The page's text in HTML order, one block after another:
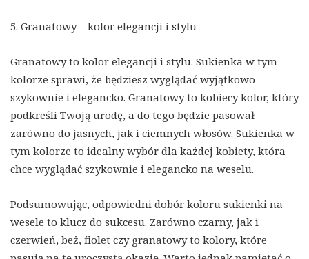
5. Granatowy – kolor elegancji i stylu
Granatowy to kolor elegancji i stylu. Sukienka w tym
kolorze sprawi, że będziesz wyglądać wyjątkowo
szykownie i elegancko. Granatowy to kobiecy kolor, który
podkreśli Twoją urodę, a do tego będzie pasował
zarówno do jasnych, jak i ciemnych włosów. Sukienka w
tym kolorze to idealny wybór dla każdej kobiety, która
chce wyglądać szykownie i elegancko na weselu.
Podsumowując, odpowiedni dobór koloru sukienki na
wesele to klucz do sukcesu. Zarówno czarny, jak i
czerwień, beż, fiolet czy granatowy to kolory, które